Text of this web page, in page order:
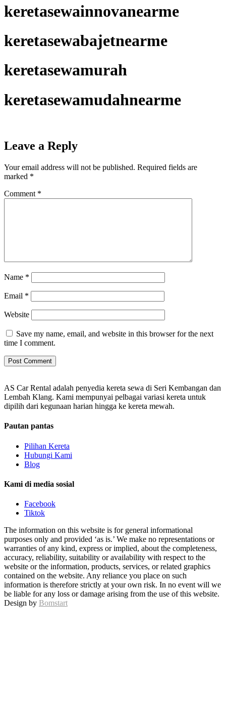
keretasewainnovanearme
keretasewabajetnearme
keretasewamurah
keretasewamudahnearme
Leave a Reply
Your email address will not be published. Required fields are
marked *
Comment *
Name *
Email *
Website
Save my name, email, and website in this browser for the next
time I comment.
AS Car Rental adalah penyedia kereta sewa di Seri Kembangan dan
Lembah Klang. Kami mempunyai pelbagai variasi kereta untuk
dipilih dari kegunaan harian hingga ke kereta mewah.
Pautan pantas
Pilihan Kereta
Hubungi Kami
Blog
Kami di media sosial
Facebook
Tiktok
The information on this website is for general informational
purposes only and provided ‘as is.’ We make no representations or
warranties of any kind, express or implied, about the completeness,
accuracy, reliability, suitability or availability with respect to the
website or the information, products, services, or related graphics
contained on the website. Any reliance you place on such
information is therefore strictly at your own risk. In no event will we
be liable for any loss or damage arising from the use of this website.
Design by Bomstart